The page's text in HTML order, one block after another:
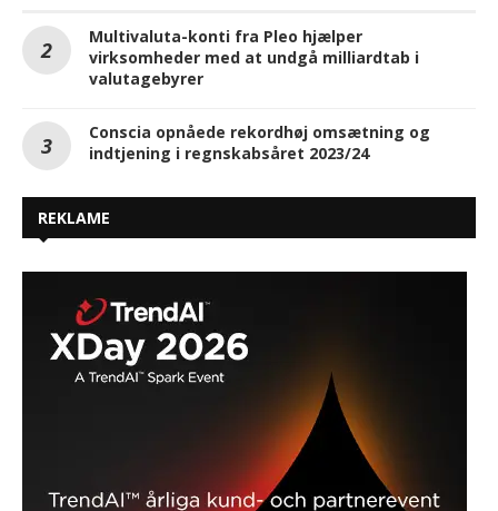
Multivaluta-konti fra Pleo hjælper
virksomheder med at undgå milliardtab i
valutagebyrer
Conscia opnåede rekordhøj omsætning og
indtjening i regnskabsåret 2023/24
REKLAME